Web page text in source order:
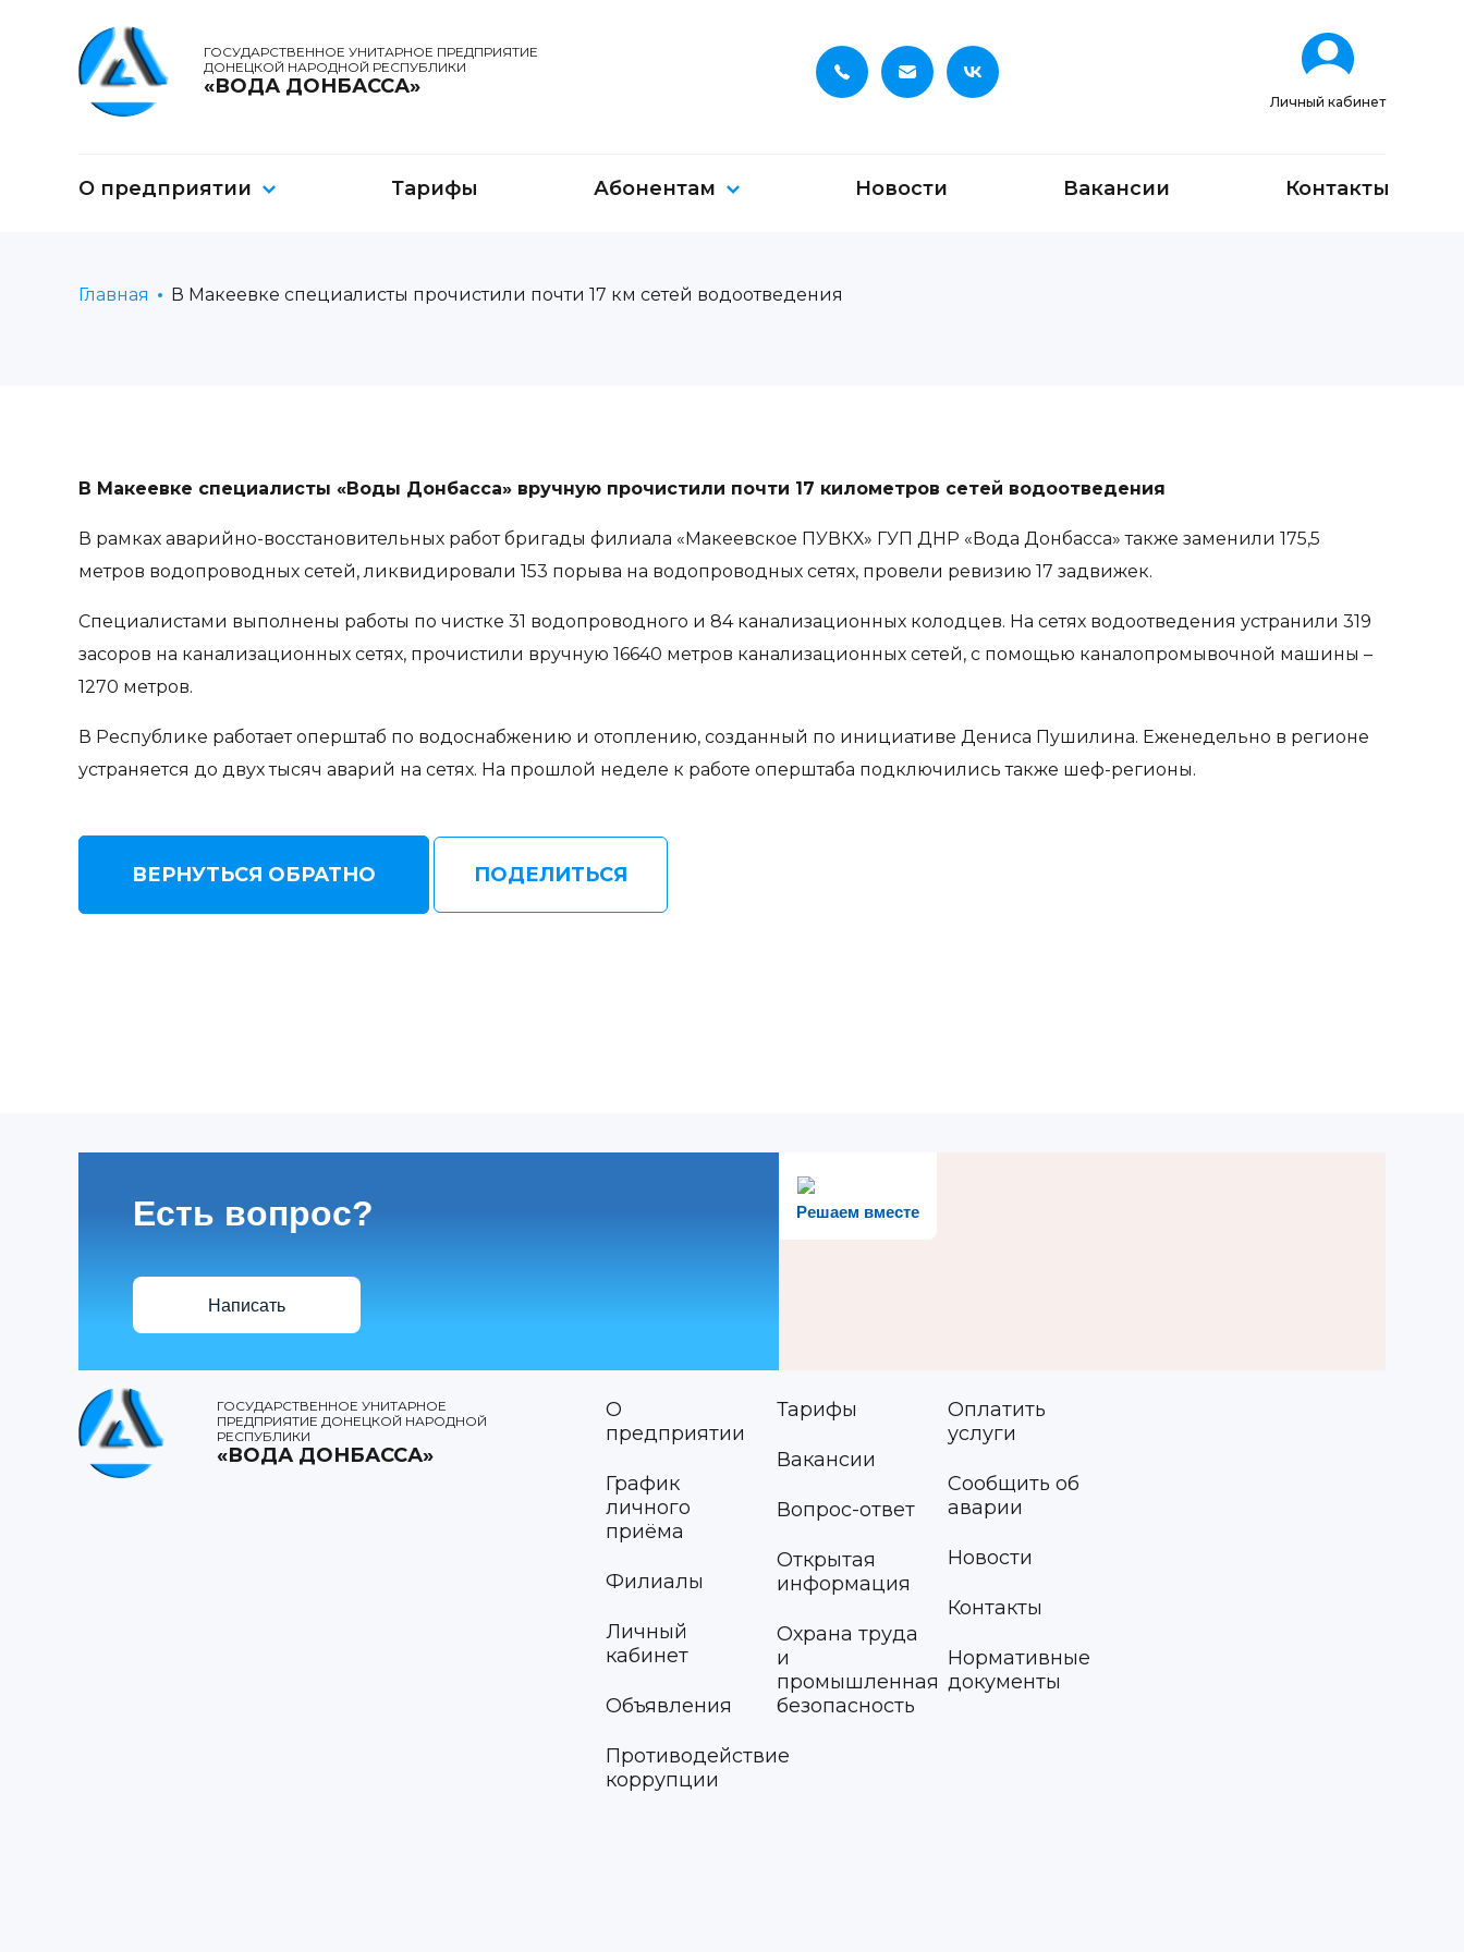
ГОСУДАРСТВЕННОЕ УНИТАРНОЕ ПРЕДПРИЯТИЕ
ДОНЕЦКОЙ НАРОДНОЙ РЕСПУБЛИКИ
«ВОДА ДОНБАССА»
Личный кабинет
О предприятии Тарифы Абонентам Новости Вакансии Контакты
Главная В Макеевке специалисты прочистили почти 17 км сетей водоотведения
В Макеевке специалисты «Воды Донбасса» вручную прочистили почти 17 километров сетей водоотведения
В рамках аварийно-восстановительных работ бригады филиала «Макеевское ПУВКХ» ГУП ДНР «Вода Донбасса» также заменили 175,5
метров водопроводных сетей, ликвидировали 153 порыва на водопроводных сетях, провели ревизию 17 задвижек.
Специалистами выполнены работы по чистке 31 водопроводного и 84 канализационных колодцев. На сетях водоотведения устранили 319
засоров на канализационных сетях, прочистили вручную 16640 метров канализационных сетей, с помощью каналопромывочной машины –
1270 метров.
В Республике работает оперштаб по водоснабжению и отоплению, созданный по инициативе Дениса Пушилина. Еженедельно в регионе
устраняется до двух тысяч аварий на сетях. На прошлой неделе к работе оперштаба подключились также шеф-регионы.
ВЕРНУТЬСЯ ОБРАТНО ПОДЕЛИТЬСЯ
Решаем вместе
Есть вопрос?
Написать
ГОСУДАРСТВЕННОЕ УНИТАРНОЕ
ПРЕДПРИЯТИЕ ДОНЕЦКОЙ НАРОДНОЙ
РЕСПУБЛИКИ
«ВОДА ДОНБАССА»
О
предприятии
График
личного
приёма
Филиалы
Личный
кабинет
Объявления
Противодействие
коррупции
Тарифы
Вакансии
Вопрос-ответ
Открытая
информация
Охрана труда
и
промышленная
безопасность
Оплатить
услуги
Сообщить об
аварии
Новости
Контакты
Нормативные
документы